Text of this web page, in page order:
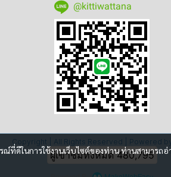
ดีในการใช้งานเว็บไซต์ของท่าน ท่านสามารถอ่
@kittiwattana
Copyright | All Rights Reserved | Powered by
ผู้เข้าชมทั้งหมด480,795